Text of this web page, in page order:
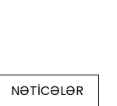
NƏTİCƏLƏR